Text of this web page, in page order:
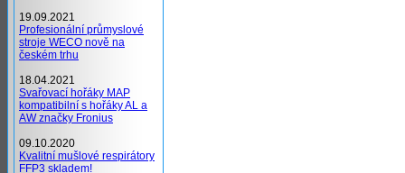
19.09.2021
Profesionální průmyslové
stroje WECO nově na
českém trhu
18.04.2021
Svařovací hořáky MAP
kompatibilní s hořáky AL a
AW značky Fronius
09.10.2020
Kvalitní mušlové respirátory
FFP3 skladem!